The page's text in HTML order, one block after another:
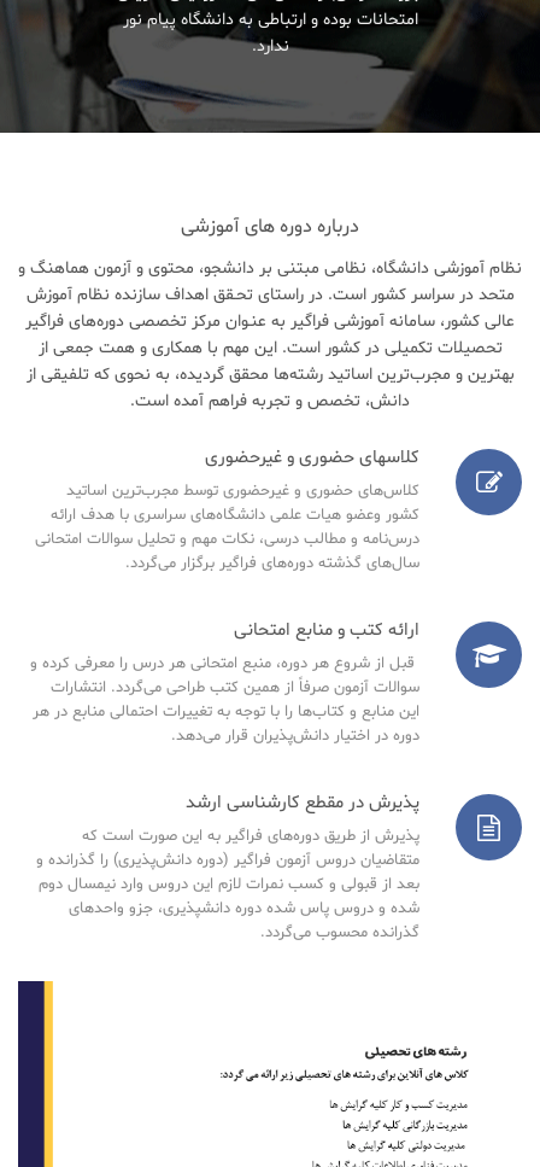
امتحانات بوده و ارتباطی به دانشگاه پیام نور
ندارد.
درباره دوره های آموزشی
نظام آموزشی دانشگاه، نظامی مبتنی بر دانشجو، محتوی و آزمون هماهنگ و
متحد در سراسر کشور است. در راستای تحـقق اهداف سازنده نظام آموزش
عالی کشور، سامانه آموزشی فراگیر به عنـوان مرکز تخصصی دوره‌های فراگیر
تحصیلات تکمیلی در کشور است. این مهم با همکاری و همت جمعی از
بهترین و مجرب‌ترین اساتید رشته‌ها محقق گردیده، به نحوی که تلفیقی از
دانش، تخصص و تجربه فراهم آمده است.
کلاسهای حضوری و غیرحضوری
کلاس‌های حضوری و غیرحضوری توسط مجرب‌ترین اساتید
کشور وعضو هیات علمی دانشگاه‌های سراسری با هدف ارائه
درس‌نامه‌ و مطالب درسی، نکات مهم و تحلیل سوالات امتحانی
سال‌های گذشته دوره‌های فراگیر برگزار می‌گردد.
ارائه کتب و منابع امتحانی
قبل از شروع هر دوره، منبع امتحانی هر درس را معرفی کرده و
سوالات آزمون صرفاً از همین کتب طراحی می‌گردد. انتشارات
این منابع و کتاب‌ها را با توجه به تغییرات احتمالی منابع در هر
دوره در اختیار دانش‌پذیران قرار می‌دهد.
پذیرش در مقطع کارشناسی ارشد
پذیرش از طریق دوره‌های فراگیر به این صورت است که
متقاضیان دروس آزمون فراگیر (دوره دانش‌پذیری) را گذرانده و
بعد از قبولی و کسب نمرات لازم این دروس وارد نیمسال دوم
شده و دروس پاس شده دوره دانشپذیری، جزو واحدهای
گذرانده محسوب می‌گردد.